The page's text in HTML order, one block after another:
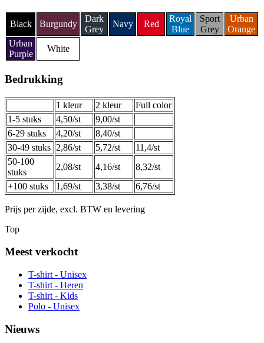
Black Burgundy
Dark
Grey
Navy Red
Royal
Blue
Sport
Grey
Urban
Orange
Urban
Purple
White
Bedrukking
1 kleur 2 kleur
Full color
1-5 stuks
4,50/st
9,00/st
6-29 stuks
4,20/st
8,40/st
30-49 stuks 2,86/st 5,72/st
11,4/st
50-100
stuks
2,08/st 4,16/st
8,32/st
+100 stuks
1,69/st 3,38/st 6,76/st
Prijs per zijde, excl. BTW en levering
Top
Meest verkocht
T-shirt - Unisex
T-shirt - Heren
T-shirt - Kids
Polo - Unisex
Nieuws